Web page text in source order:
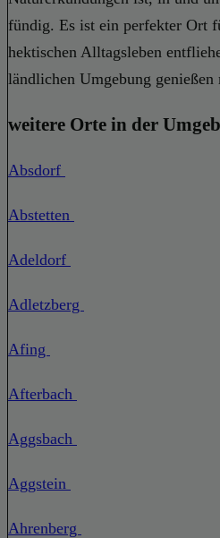
fündig. Es ist ein perfekter Ort
hektischen Alltagsleben
ländlichen Umgebung genießen
weitere Orte in der
Absdorf
Abstetten
Adeldorf
Adletzberg
Afing
Afterbach
Aggsbach
Aggstein
Ahrenberg